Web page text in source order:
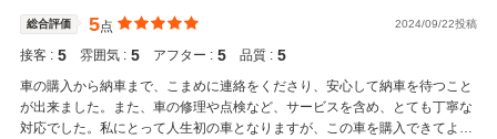
総合評価 5点 2024/09/22投稿
接客 : 5 雰囲気 : 5 アフター : 5 品質 : 5
車の購入から納車まで、こまめに連絡をくださり、安心して納車を待つこと
が出来ました。また、車の修理や点検など、サービスを含め、とても丁寧な
対応でした。私にとって人生初の車となりますが、この車を購入できてよか